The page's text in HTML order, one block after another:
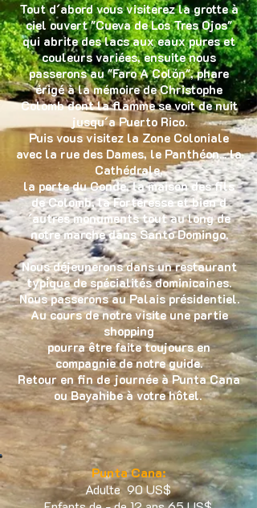
Tout d´abord vous visiterez la grotte à
ciel ouvert "Cueva de Los Tres Ojos"
qui abrite des lacs aux eaux pures et
couleurs variées, ensuite nous
passerons au "Faro A Colón", phare
érigé à la mémoire de Christophe
Colomb dont la flamme se voit de nuit
jusqu´a Puerto Rico.
Puis vous visitez la Zone Coloniale
avec la rue des Dames, le Panthéon... la
Cathédrale,
la porte du Conde, la maison des fils
de Colomb, la Forteresse et bien d
´autres monuments tout au long de
notre marche dans Santo Domingo.
Nous déjeunerons dans un restaurant
typique de spécialités dominicaines.
Nous passerons au Palais présidentiel.
Au cours de notre visite une partie
shopping
pourra être faite toujours en
compagnie de notre guide.
Retour en fin de journée à Punta Cana
ou Bayahibe à votre hôtel.
Punta Cana:
Adulte 90 US$